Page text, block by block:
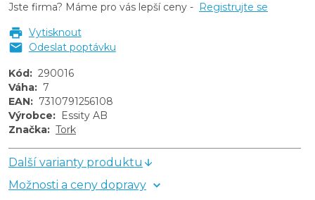
Jste firma? Máme pro vás lepší ceny - Registrujte se
Vytisknout
Odeslat poptávku
Kód: 290016
Váha: 7
EAN: 7310791256108
Výrobce: Essity AB
Značka: Tork
Další varianty produktu
Možnosti a ceny dopravy